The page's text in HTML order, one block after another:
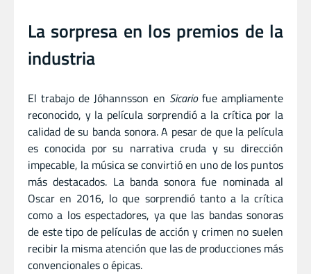
La sorpresa en los premios de la
industria
El trabajo de Jóhannsson en Sicariofue ampliamente
reconocido, y la película sorprendió a la crítica por la
calidad de su banda sonora. A pesar de que la película
es conocida por su narrativa cruda y su dirección
impecable, la música se convirtió en uno de los puntos
más destacados. La banda sonora fue nominada al
Oscar en 2016, lo que sorprendió tanto a la crítica
como a los espectadores, ya que las bandas sonoras
de este tipo de películas de acción y crimen no suelen
recibir la misma atención que las de producciones más
convencionales o épicas.